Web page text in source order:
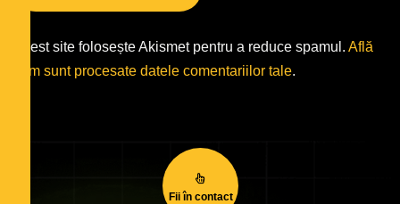
Acest site folosește Akismet pentru a reduce spamul. Află
cum sunt procesate datele comentariilor tale.
Fii în contact